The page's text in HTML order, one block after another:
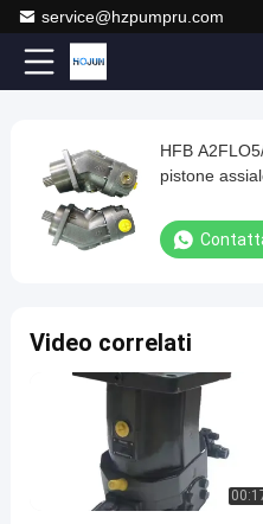
service@hzpumpru.com
Play
Video
HFB
A2FLO5/61R-
VAB
Motore
pistone
assiale
HFB
pistone
Video correlati